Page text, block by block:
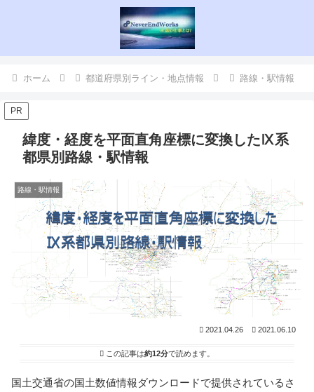
ホーム 都道府県別ライン・地点情報 路線・駅情報
PR
緯度・経度を平面直角座標に変換したⅨ系
都県別路線・駅情報
路線・駅情報
2021.04.26 2021.06.10
この記事は約12分で読めます。
国土交通省の国土数値情報ダウンロードで提供されているさ